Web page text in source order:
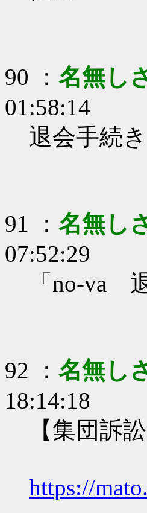
90 ： 名無し
01:58:14
退会手続
91 ： 名無し
07:52:29
「no-va
92 ： 名無し
18:14:18
【集団訴
https://